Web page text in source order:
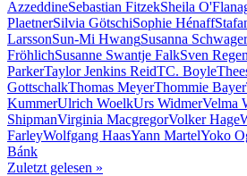
AzzeddineSebastian FitzekSheila
PlaetnerSilvia GötschiSophie Hénaff
LarssonSun-Mi HwangSusanna Schwager
FröhlichSusanne Swantje FalkSven
ParkerTaylor Jenkins ReidTC. Boyle
GottschalkThomas MeyerThommie Bayer
KummerUlrich WoelkUrs WidmerVelma
ShipmanVirginia MacgregorVolker Hage
FarleyWolfgang HaasYann MartelYoko
Bánk
Zuletzt gelesen »